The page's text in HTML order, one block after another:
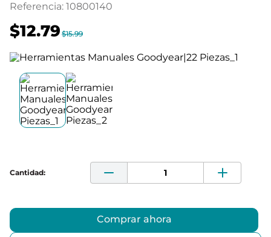
Referencia: 10800140
$12.79 $15.99
Comprar ahora